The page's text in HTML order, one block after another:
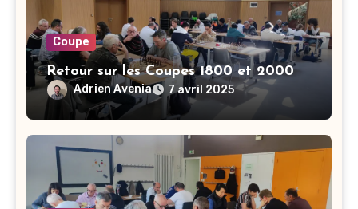
Coupe
Retour sur les Coupes 1800 et 2000
Adrien Avenia 7 avril 2025